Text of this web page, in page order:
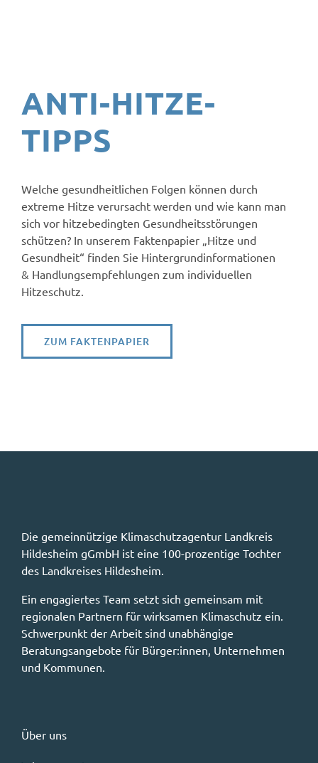
ANTI-HITZE-
TIPPS
Welche gesundheitlichen Folgen können durch
extreme Hitze verursacht werden und wie kann man
sich vor hitzebedingten Gesundheitsstörungen
schützen? In unserem Faktenpapier „Hitze und
Gesundheit“ finden Sie Hintergrundinformationen
& Handlungsempfehlungen zum individuellen
Hitzeschutz.
ZUM FAKTENPAPIER
Die gemeinnützige Klimaschutzagentur Landkreis
Hildesheim gGmbH ist eine 100-prozentige Tochter
des Landkreises Hildesheim.
Ein engagiertes Team setzt sich gemeinsam mit
regionalen Partnern für wirksamen Klimaschutz ein.
Schwerpunkt der Arbeit sind unabhängige
Beratungsangebote für Bürger:innen, Unternehmen
und Kommunen.
Über uns